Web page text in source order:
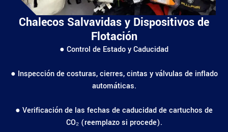
Chalecos Salvavidas y Dispositivos de
Flotación
● Control de Estado y Caducidad
● Inspección de costuras, cierres, cintas y válvulas de inflado
automáticas.
● Verificación de las fechas de caducidad de cartuchos de
CO₂ (reemplazo si procede).